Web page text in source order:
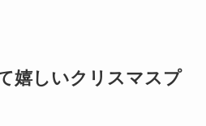
嬉しいクリスマスプ